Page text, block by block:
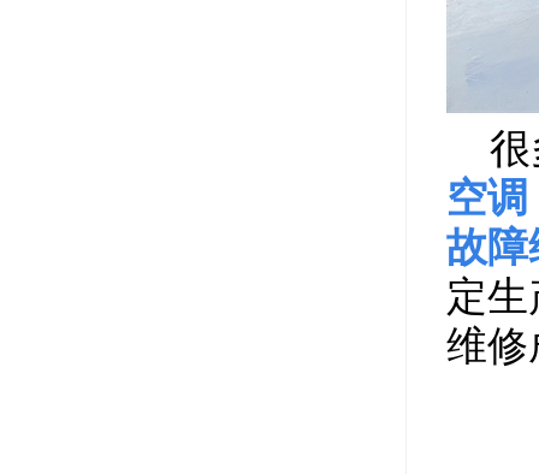
很
空
故障
定
维修